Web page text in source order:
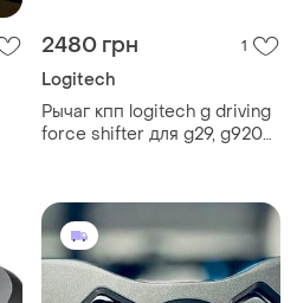
2480 грн 1
Logitech
Рычаг кпп logitech g driving
force shifter для g29, g920